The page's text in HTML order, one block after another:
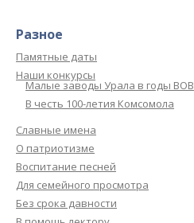
Разное
Памятные даты
Наши конкурсы
Малые заводы Урала в годы ВОВ
В честь 100-летия Комсомола
Славные имена
О патриотизме
Воспитание песней
Для семейного просмотра
Без срока давности